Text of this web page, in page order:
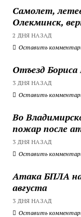
Самолет,
Олекминск,
2 ДНЯ НАЗАД
Оставить
Отъезд
3 ДНЯ НАЗАД
Оставить
Во
пожар после
3 ДНЯ НАЗАД
Оставить
Атака БПЛА на
августа
3 ДНЯ НАЗАД
Оставить